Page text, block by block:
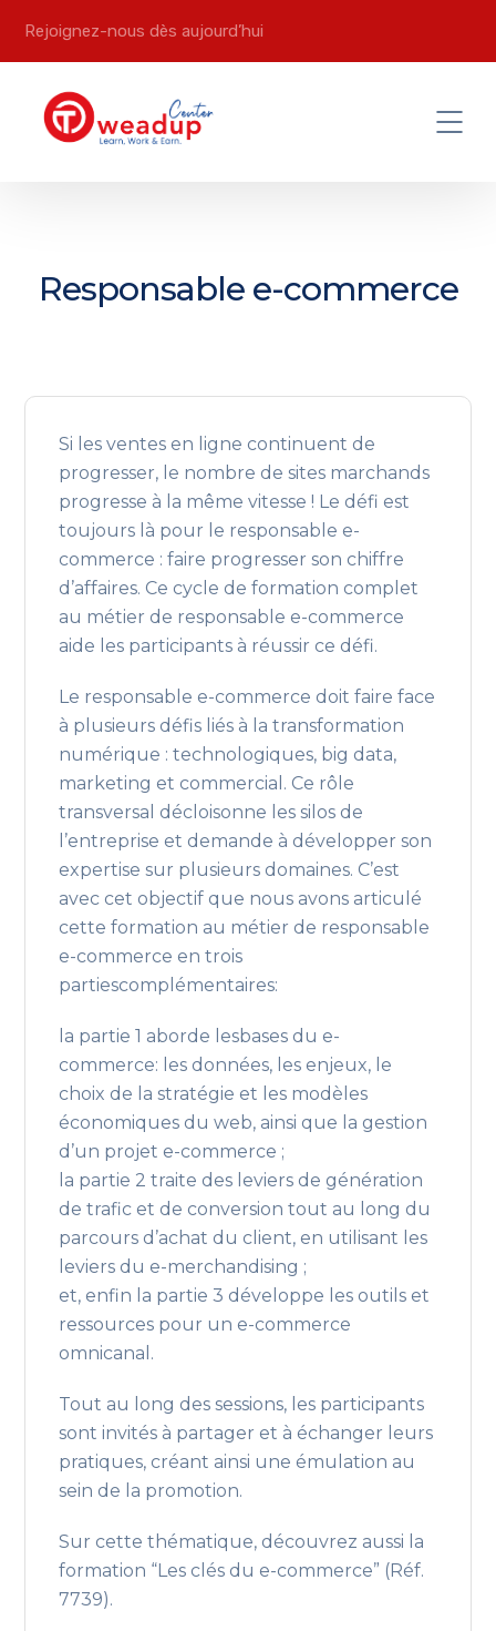
Rejoignez-nous dès aujourd’hui
Responsable e-commerce
Si les ventes en ligne continuent de
progresser, le nombre de sites marchands
progresse à la même vitesse ! Le défi est
toujours là pour le responsable e-
commerce : faire progresser son chiffre
d’affaires. Ce cycle de formation complet
au métier de responsable e-commerce
aide les participants à réussir ce défi.
Le responsable e-commerce doit faire face
à plusieurs défis liés à la transformation
numérique : technologiques, big data,
marketing et commercial. Ce rôle
transversal décloisonne les silos de
l’entreprise et demande à développer son
expertise sur plusieurs domaines. C’est
avec cet objectif que nous avons articulé
cette formation au métier de responsable
e-commerce en trois
partiescomplémentaires:
la partie 1 aborde lesbases du e-
commerce: les données, les enjeux, le
choix de la stratégie et les modèles
économiques du web, ainsi que la gestion
d’un projet e-commerce ;
la partie 2 traite des leviers de génération
de trafic et de conversion tout au long du
parcours d’achat du client, en utilisant les
leviers du e-merchandising ;
et, enfin la partie 3 développe les outils et
ressources pour un e-commerce
omnicanal.
Tout au long des sessions, les participants
sont invités à partager et à échanger leurs
pratiques, créant ainsi une émulation au
sein de la promotion.
Sur cette thématique, découvrez aussi la
formation “Les clés du e-commerce” (Réf.
7739).